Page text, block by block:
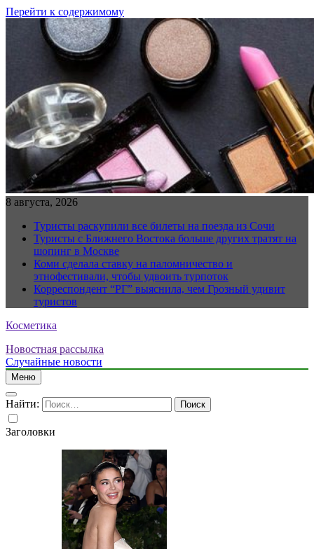
Перейти к содержимому
8 августа, 2026
Туристы раскупили все билеты на поезда из Сочи
Туристы с Ближнего Востока больше других тратят на
шопинг в Москве
Коми сделала ставку на паломничество и
этнофестивали, чтобы удвоить турпоток
Корреспондент “РГ” выяснила, чем Грозный удивит
туристов
Косметика
Новостная рассылка
Случайные новости
Меню
Найти:
Заголовки